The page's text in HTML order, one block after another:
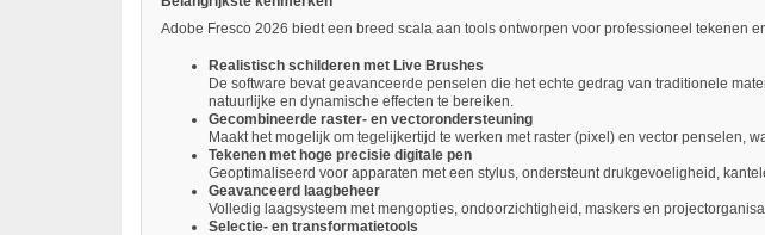
Adobe Fresco 2026 biedt een breed scala aan tools ontworpen voor professioneel tekenen
Realistisch schilderen met Live Brushes
De software bevat geavanceerde penselen die het echte gedrag van traditionele
natuurlijke en dynamische effecten te bereiken.
Gecombineerde raster- en vectorondersteuning
Maakt het mogelijk om tegelijkertijd te werken met raster (pixel) en vector penselen,
Tekenen met hoge precisie digitale pen
Geoptimaliseerd voor apparaten met een stylus, ondersteunt drukgevoeligheid,
Geavanceerd laagbeheer
Volledig laagsysteem met mengopties, ondoorzichtigheid, maskers en
Selectie- en transformatietools